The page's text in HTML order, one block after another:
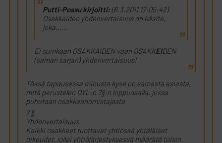
Putti-Possu kirjoitti:(6.3.2011 17:05:42)
Osakkaiden yhdenvertaisuus on käsite,
joka……
Ei suinkaan OSAKKAIDEN vaan OSAKKEIDEN
(saman sarjan) yhdenvertaisuus!
Tässä tapausessa minusta kyse on samasta asiasta,
mitä perustelen OYL:n 7§:n loppuosalla, jossa
puhutaan osakkeenomistajasta
7 §
Yhdenvertaisuus
Kaikki osakkeet tuottavat yhtiössä yhtäläiset
oikeudet, jollei yhtiöjärjestyksessä määrätä toisin.